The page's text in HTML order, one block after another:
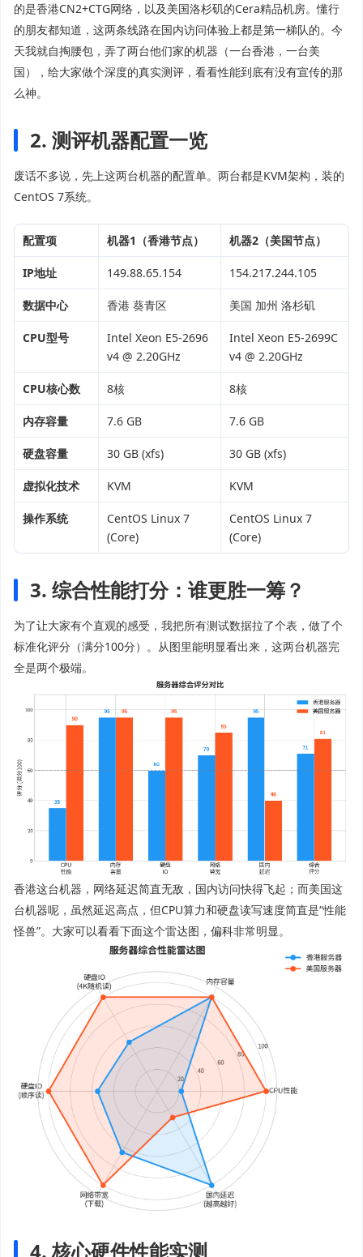
的是香港CN2+CTG网络，以及美国洛杉矶的Cera精品机房。懂行
的朋友都知道，这两条线路在国内访问体验上都是第一梯队的。今
天我就自掏腰包，弄了两台他们家的机器（一台香港，一台美
国），给大家做个深度的真实测评，看看性能到底有没有宣传的那
么神。
2. 测评机器配置一览
废话不多说，先上这两台机器的配置单。两台都是KVM架构，装的
CentOS 7系统。
配置项 机器1（香港节点） 机器2（美国节点）
IP地址 149.88.65.154 154.217.244.105
数据中心 香港 葵青区 美国 加州 洛杉矶
CPU型号
Intel Xeon E5-2696
v4 @ 2.20GHz
Intel Xeon E5-2699C
v4 @ 2.20GHz
CPU核心数 8核 8核
内存容量 7.6 GB 7.6 GB
硬盘容量 30 GB (xfs) 30 GB (xfs)
虚拟化技术 KVM KVM
操作系统
CentOS Linux 7
(Core)
CentOS Linux 7
(Core)
3. 综合性能打分：谁更胜一筹？
为了让大家有个直观的感受，我把所有测试数据拉了个表，做了个
标准化评分（满分100分）。从图里能明显看出来，这两台机器完
全是两个极端。
香港这台机器，网络延迟简直无敌，国内访问快得飞起；而美国这
台机器呢，虽然延迟高点，但CPU算力和硬盘读写速度简直是“性能
怪兽”。大家可以看看下面这个雷达图，偏科非常明显。
4. 核心硬件性能实测